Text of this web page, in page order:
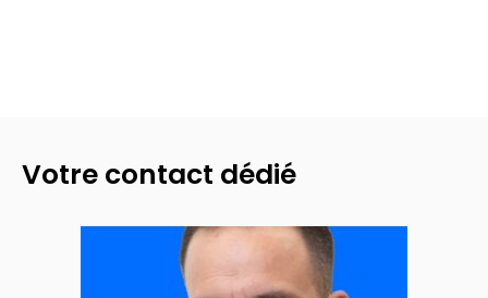
Votre contact dédié